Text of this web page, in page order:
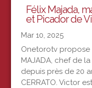
Félix Majada,
et Picador de
Mar 10, 2025
Onetorotv propose
MAJADA, chef de
depuis près de 20
CERRATO. Victor